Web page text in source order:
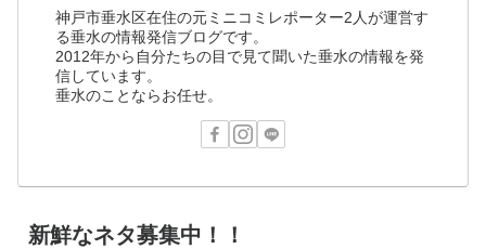
神戸市垂水区在住の元ミニコミレポーター2人が運営す
る垂水の情報発信ブログです。
2012年から自分たちの目で見て聞いた垂水の情報を発
信しています。
垂水のことならお任せ。
新鮮なネタ募集中！！